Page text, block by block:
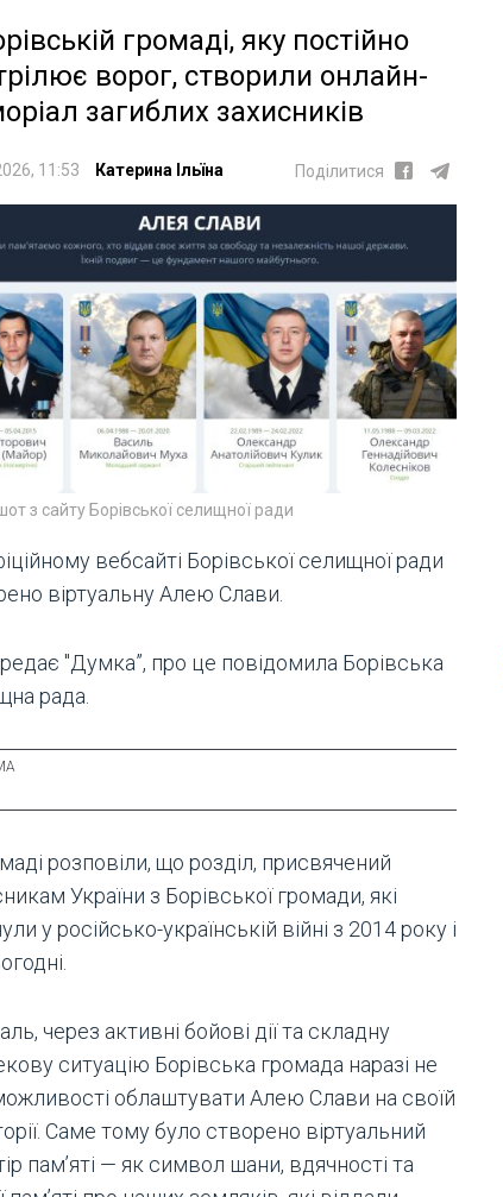
громаді, яку постійно
ворог, створили онлайн-
загиблих захисників
11:53 Катерина Ільїна Поділитися
з сайту Борівської селищної ради
вебсайті Борівської селищної ради
віртуальну Алею Слави.
"Думка”, про це повідомила Борівська
рада.
розповіли, що розділ, присвячений
України з Борівської громади, які
у російсько-українській війні з 2014 року і
через активні бойові дії та складну
ситуацію Борівська громада наразі не
облаштувати Алею Слави на своїй
Саме тому було створено віртуальний
пам’яті — як символ шани, вдячності та